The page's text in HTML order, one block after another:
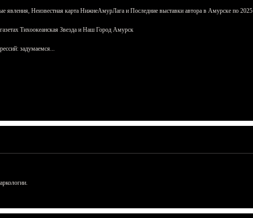
Неизвестная карта НижнеАмурЛага и Последние выставки автора в Амурске по 2025
Тихоокеанская Звезда и Наш Город Амурск
задумаемся...